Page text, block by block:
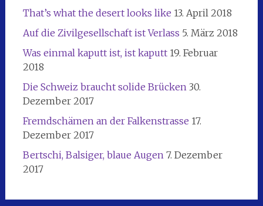
That’s what the desert looks like 13. April 2018
Auf die Zivilgesellschaft ist Verlass 5. März 2018
Was einmal kaputt ist, ist kaputt 19. Februar
2018
Die Schweiz braucht solide Brücken 30.
Dezember 2017
Fremdschämen an der Falkenstrasse 17.
Dezember 2017
Bertschi, Balsiger, blaue Augen 7. Dezember
2017